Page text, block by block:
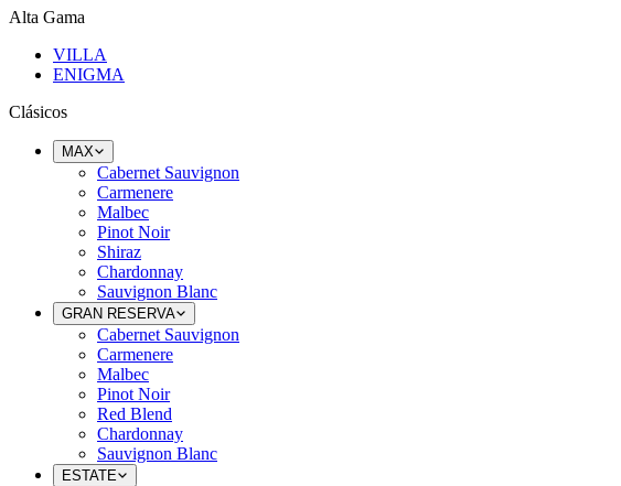
Alta Gama
VILLA
ENIGMA
Clásicos
MAX
Cabernet Sauvignon
Carmenere
Malbec
Pinot Noir
Shiraz
Chardonnay
Sauvignon Blanc
GRAN RESERVA
Cabernet Sauvignon
Carmenere
Malbec
Pinot Noir
Red Blend
Chardonnay
Sauvignon Blanc
ESTATE